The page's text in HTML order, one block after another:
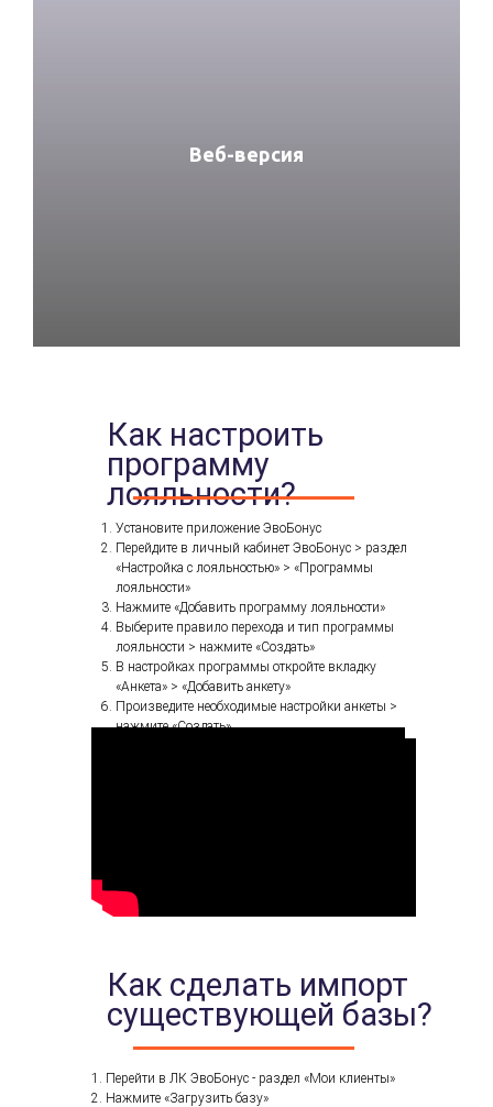
Веб-версия
Как настроить
программу
лояльности?
Установите приложение ЭвоБонус
Перейдите в личный кабинет ЭвоБонус > раздел
«Настройка с лояльностью» > «Программы
лояльности»
Нажмите «Добавить программу лояльности»
Выберите правило перехода и тип программы
лояльности > нажмите «Создать»
В настройках программы откройте вкладку
«Анкета» > «Добавить анкету»
Произведите необходимые настройки анкеты >
нажмите «Создать»
Как сделать импорт
существующей базы?
1. Перейти в ЛК ЭвоБонус - раздел «Мои клиенты»
2. Нажмите «Загрузить базу»